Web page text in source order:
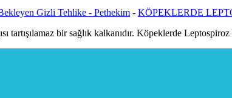
Gizli Tehlike - Pethekim - KÖPEKLERDE
bir sağlık kalkanıdır. Köpeklerde